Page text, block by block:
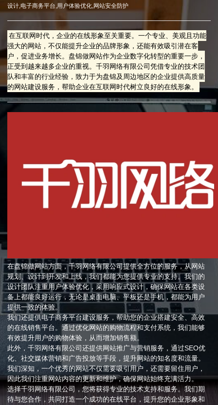
设计,电子商务平台,用户体验优化,网站安全防护
在互联网时代，企业的在线形象至关重要。一个专业、美观且功能
强大的网站，不仅能提升企业的品牌形象，还能有效吸引潜在客
户，促进业务增长。盘锦做网站作为企业数字化转型的重要一步，
正受到越来越多企业的重视。千羽网络有限公司凭借专业的技术团
队和丰富的行业经验，致力于为盘锦及周边地区的企业提供高质量
的网站建设服务，帮助企业在互联网时代树立良好的在线形象。
在盘锦做网站方面，千羽网络有限公司提供全方位的服务，从网站
规划、设计到开发和上线，我们都能为您提供专业的支持。我们的
设计团队注重用户体验优化，采用响应式设计，确保网站在各类设
备上都能良好运行，无论是桌面电脑、平板还是手机，都能为用户
提供一致的体验。
我们还提供电子商务平台建设服务，帮助您的企业搭建安全、高效
的在线销售平台。通过优化网站的购物流程和支付系统，我们能够
有效提升用户的购物体验，从而增加销售额。
此外，千羽网络有限公司还提供网站推广与营销服务，通过SEO优
化、社交媒体营销和广告投放等手段，提升网站的知名度和流量。
我们深知，一个优秀的网站不仅需要吸引用户，还需要留住用户，
因此我们注重网站内容的更新和维护，确保网站始终充满活力。
选择千羽网络有限公司，您将获得专业的技术支持和服务。我们期
待与您合作，共同打造一个成功的在线平台，提升您的企业形象和